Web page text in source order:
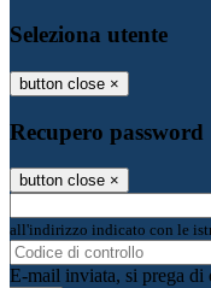
Seleziona utente
button close ×
Recupero password
button close ×
all'indirizzo indicato con le
E-mail inviata, si prega di